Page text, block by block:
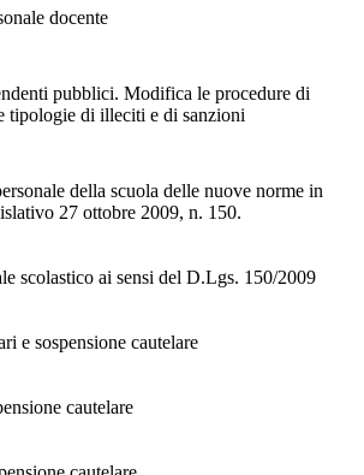
docente
pubblici. Modifica le procedure di
tipologie di illeciti e di sanzioni
della scuola delle nuove norme in
27 ottobre 2009, n. 150.
scolastico ai sensi del D.Lgs. 150/2009
e sospensione cautelare
cautelare